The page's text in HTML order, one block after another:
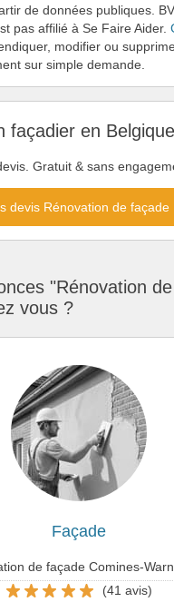
de données publiques.
pas affilié à Se Faire Aider.
modifier ou
sur simple demande.
façadier en
Gratuit & sans
devis Rénovation de
"Rénovation
vous ?
Façade
de façade Comines-
(41 avis)